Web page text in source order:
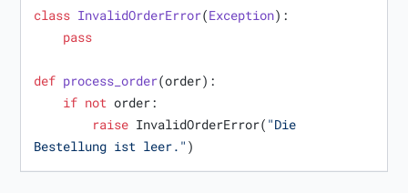
class InvalidOrderError(Exception):
pass
def process_order(order):
if not order:
raise InvalidOrderError( "Die
Bestellung ist leer."